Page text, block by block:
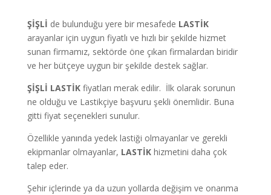
ŞİŞLİ de bulunduğu yere bir mesafede LASTİK
arayanlar için uygun fiyatlı ve hızlı bir şekilde hizmet
sunan firmamız, sektörde öne çıkan firmalardan biridir
ve her bütçeye uygun bir şekilde destek sağlar.
ŞİŞLİ LASTİK fiyatları merak edilir. İlk olarak sorunun
ne olduğu ve Lastikçiye başvuru şekli önemlidir. Buna
gitti fiyat seçenekleri sunulur.
Özellikle yanında yedek lastiği olmayanlar ve gerekli
ekipmanlar olmayanlar, LASTİK hizmetini daha çok
talep eder.
Şehir içlerinde ya da uzun yollarda değişim ve onarıma